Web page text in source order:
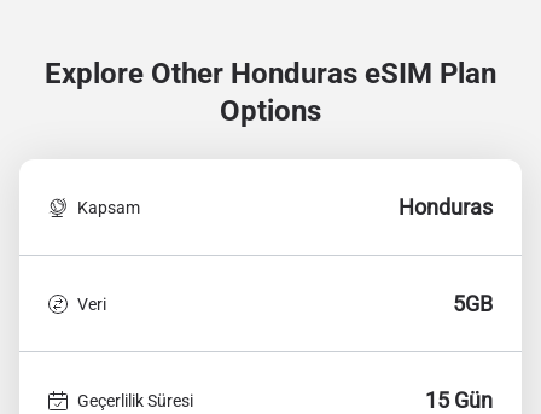
Explore Other Honduras eSIM Plan
Options
Kapsam Honduras
Veri 5GB
Geçerlilik Süresi 15 Gün